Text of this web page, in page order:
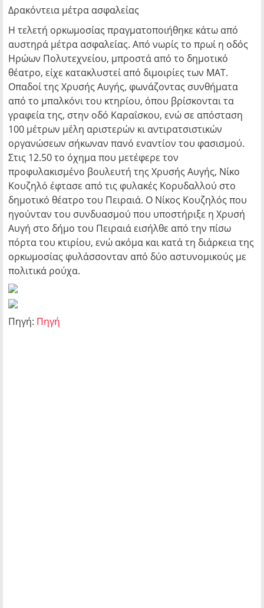
Δρακόντεια μέτρα ασφαλείας
Η τελετή ορκωμοσίας πραγματοποιήθηκε κάτω από
αυστηρά μέτρα ασφαλείας. Από νωρίς το πρωί η οδός
Ηρώων Πολυτεχνείου, μπροστά από το δημοτικό
θέατρο, είχε κατακλυστεί από διμοιρίες των ΜΑΤ.
Οπαδοί της Χρυσής Αυγής, φωνάζοντας συνθήματα
από το μπαλκόνι του κτηρίου, όπου βρίσκονται τα
γραφεία της, στην οδό Καραΐσκου, ενώ σε απόσταση
100 μέτρων μέλη αριστερών κι αντιρατσιστικών
οργανώσεων σήκωναν πανό εναντίον του φασισμού.
Στις 12.50 το όχημα που μετέφερε τον
προφυλακισμένο βουλευτή της Χρυσής Αυγής, Νίκο
Κουζηλό έφτασε από τις φυλακές Κορυδαλλού στο
δημοτικό θέατρο του Πειραιά. Ο Νίκος Κουζηλός που
ηγούνταν του συνδυασμού που υποστήριξε η Χρυσή
Αυγή στο δήμο του Πειραιά εισήλθε από την πίσω
πόρτα του κτιρίου, ενώ ακόμα και κατά τη διάρκεια της
ορκωμοσίας φυλάσσονταν από δύο αστυνομικούς με
πολιτικά ρούχα.
Πηγή: Πηγή